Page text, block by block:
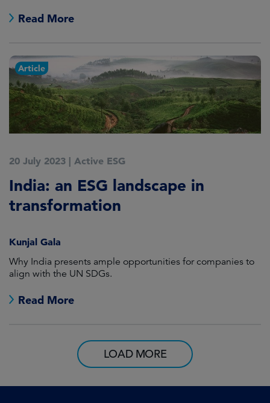
Read More
Article
20 July 2023 | Active ESG
India: an ESG landscape in
transformation
Kunjal Gala
Why India presents ample opportunities for companies to
align with the UN SDGs.
Read More
LOAD MORE